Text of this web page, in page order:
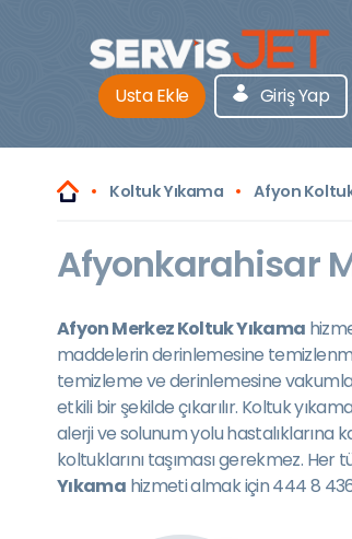
Usta Ekle Giriş Yap
Koltuk Yıkama Afyon
Afyonkarahisar
Afyon Merkez Koltuk Yıkama
maddelerin derinlemesine
temizleme ve derinlemesine
etkili bir şekilde çıkarılır. Koltuk
alerji ve solunum yolu hastalıklarına
koltuklarını taşıması gerekmez.
Yıkama hizmeti almak için 444 8